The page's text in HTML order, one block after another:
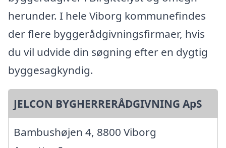
herunder. I hele Viborg kommunefindes
der flere byggerådgivningsfirmaer, hvis
du vil udvide din søgning efter en dygtig
byggesagkyndig.
JELCON BYGHERRERÅDGIVNING ApS
Bambushøjen 4, 8800 Viborg